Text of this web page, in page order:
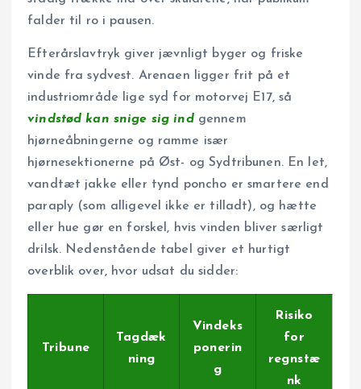
falder til ro i pausen.
Efterårslavtryk giver jævnligt byger og friske
vinde fra sydvest. Arenaen ligger frit på et
industriområde lige syd for motorvej E17, så
vindstød kan snige sig indgennem
hjørneåbningerne og ramme især
hjørnesektionerne på Øst- og Sydtribunen. En let,
vandtæt jakke eller tynd poncho er smartere end
paraply (som alligevel ikke er tilladt), og hætte
eller hue gør en forskel, hvis vinden bliver særligt
drilsk. Nedenstående tabel giver et hurtigt
overblik over, hvor udsat du sidder:
Tribune
Tagdæk
ning
Vindeks
ponerin
g
Risiko
for
regnstæ
nk